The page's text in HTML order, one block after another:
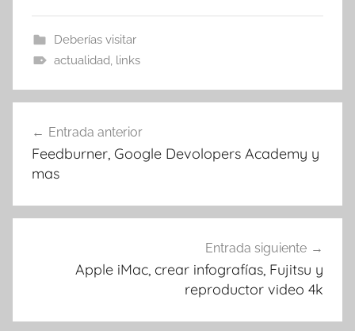
Deberías visitar
actualidad, links
de
entradas
Entrada anterior
Feedburner, Google Devolopers Academy y
mas
Entrada siguiente
Apple iMac, crear infografías, Fujitsu y
reproductor video 4k